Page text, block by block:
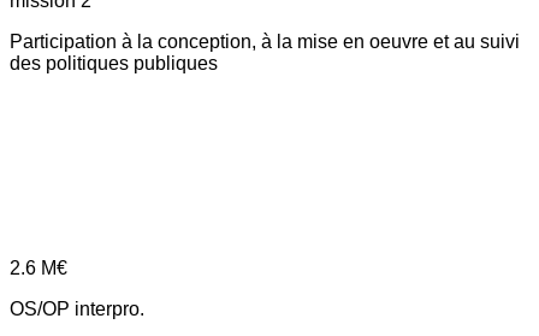
Participation à la conception, à la mise en oeuvre et au suivi
des politiques publiques
2.6 M€
OS/OP interpro.